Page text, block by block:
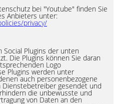
bei "Youtube" finden Sie
Anbieters unter:
privacy/
Plugins der unten
Die Plugins können Sie daran
Logo
Plugins werden unter
auch personenbezogene
gesendet und
die unbewusste und
von Daten an den